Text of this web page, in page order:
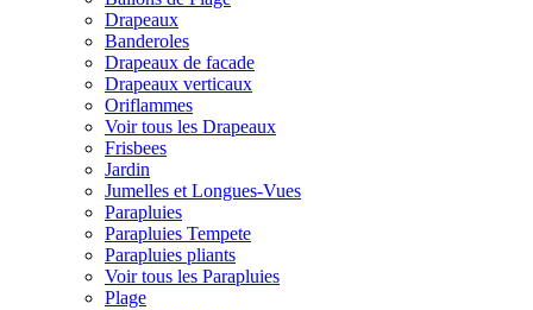
Drapeaux
Banderoles
Drapeaux de facade
Drapeaux verticaux
Oriflammes
Voir tous les Drapeaux
Frisbees
Jardin
Jumelles et Longues-Vues
Parapluies
Parapluies Tempete
Parapluies pliants
Voir tous les Parapluies
Plage